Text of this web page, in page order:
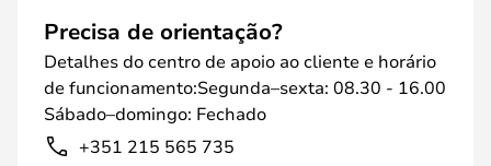
Precisa de orientação?
Detalhes do centro de apoio ao cliente e horário
de funcionamento:Segunda–sexta: 08.30 - 16.00
Sábado–domingo: Fechado
+351 215 565 735